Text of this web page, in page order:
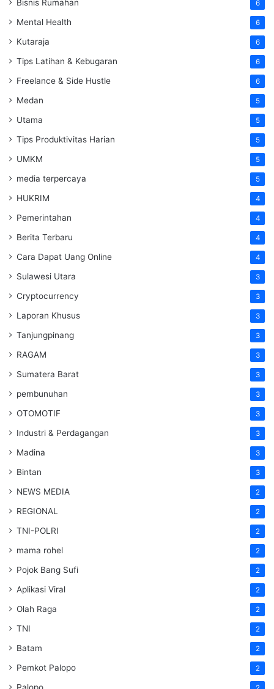
Bisnis Rumahan 6
Mental Health 6
Kutaraja 6
Tips Latihan & Kebugaran 6
Freelance & Side Hustle 6
Medan 5
Utama 5
Tips Produktivitas Harian 5
UMKM 5
media terpercaya 5
HUKRIM 4
Pemerintahan 4
Berita Terbaru 4
Cara Dapat Uang Online 4
Sulawesi Utara 3
Cryptocurrency 3
Laporan Khusus 3
Tanjungpinang 3
RAGAM 3
Sumatera Barat 3
pembunuhan 3
OTOMOTIF 3
Industri & Perdagangan 3
Madina 3
Bintan 3
NEWS MEDIA 2
REGIONAL 2
TNI-POLRI 2
mama rohel 2
Pojok Bang Sufi 2
Aplikasi Viral 2
Olah Raga 2
TNI 2
Batam 2
Pemkot Palopo 2
Palopo